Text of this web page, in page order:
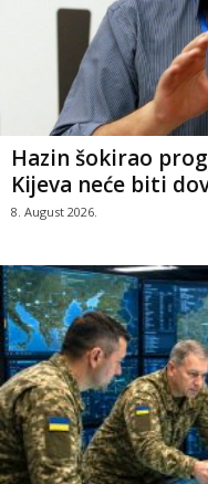
Hazin šokirao
Kijeva neće biti
8. August 2026.